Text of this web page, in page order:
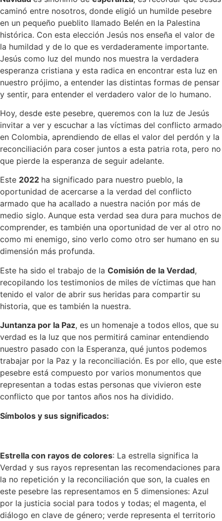
caminó entre nosotros, donde eligió un humilde pesebre
en un pequeño pueblito llamado Belén en la Palestina
histórica. Con esta elección Jesús nos enseña el valor de
la humildad y de lo que es verdaderamente importante.
Jesús como luz del mundo nos muestra la verdadera
esperanza cristiana y esta radica en encontrar esta luz en
nuestro prójimo, a entender las distintas formas de pensar
y sentir, para entender el verdadero valor de lo humano.
Hoy, desde este pesebre, queremos con la luz de Jesús
invitar a ver y escuchar a las víctimas del conflicto armado
en Colombia, aprendiendo de ellas el valor del perdón y la
reconciliación para coser juntos a esta patria rota, pero no
que pierde la esperanza de seguir adelante.
Este 2022 ha significado para nuestro pueblo, la
oportunidad de acercarse a la verdad del conflicto
armado que ha acallado a nuestra nación por más de
medio siglo. Aunque esta verdad sea dura para muchos de
comprender, es también una oportunidad de ver al otro no
como mi enemigo, sino verlo como otro ser humano en su
dimensión más profunda.
Este ha sido el trabajo de la Comisión de la Verdad,
recopilando los testimonios de miles de víctimas que han
tenido el valor de abrir sus heridas para compartir su
historia, que es también la nuestra.
Juntanza por la Paz, es un homenaje a todos ellos, que su
verdad es la luz que nos permitirá caminar entendiendo
nuestro pasado con la Esperanza, qué juntos podemos
trabajar por la Paz y la reconciliación. Es por ello, que este
pesebre está compuesto por varios monumentos que
representan a todas estas personas que vivieron este
conflicto que por tantos años nos ha dividido.
Símbolos y sus significados:
Estrella con rayos de colores: La estrella significa la
Verdad y sus rayos representan las recomendaciones para
la no repetición y la reconciliación que son, la cuales en
este pesebre las representamos en 5 dimensiones: Azul
por la justicia social para todos y todas; el magenta, el
diálogo en clave de género; verde representa el territorio